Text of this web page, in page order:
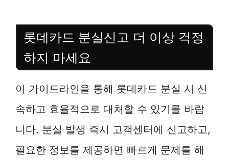
롯데카드 분실신고 더 이상 걱정
하지 마세요
이 가이드라인을 통해 롯데카드 분실 시 신
속하고 효율적으로 대처할 수 있기를 바랍
니다. 분실 발생 즉시 고객센터에 신고하고,
필요한 정보를 제공하면 빠르게 문제를 해